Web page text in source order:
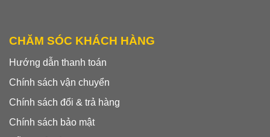
CHĂM SÓC KHÁCH HÀNG
Hướng dẫn thanh toán
Chính sách vận chuyển
Chính sách đổi & trả hàng
Chính sách bảo mật